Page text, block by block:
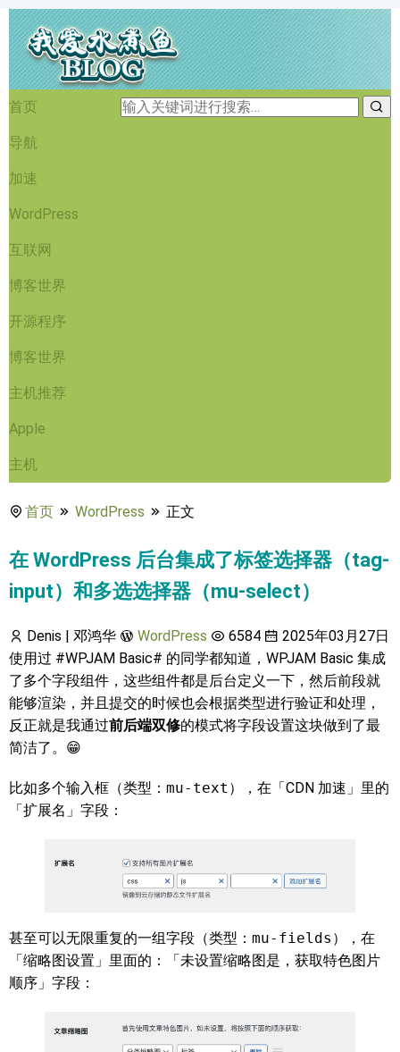
首页
导航
加速
WordPress
互联网
博客世界
开源程序
博客世界
主机推荐
Apple
主机
首页 WordPress 正文
在 WordPress 后台集成了标签选择器（tag-
input）和多选选择器（mu-select）
Denis | 邓鸿华 WordPress 6584
2025年03月27日
使用过 #WPJAM Basic# 的同学都知道，WPJAM Basic 集成
了多个字段组件，这些组件都是后台定义一下，然后前段就
能够渲染，并且提交的时候也会根据类型进行验证和处理，
反正就是我通过前后端双修的模式将字段设置这块做到了最
简洁了。😁
比如多个输入框（类型： mu-text ），在「CDN 加速」里的
「扩展名」字段：
甚至可以无限重复的一组字段（类型： mu-fields ），在
「缩略图设置」里面的：「未设置缩略图是，获取特色图片
顺序」字段：